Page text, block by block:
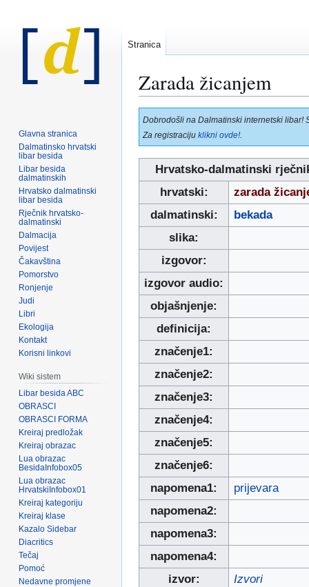
Zarada žicanjem
Prijeđi
na
navigaciju
Prijeđi
na
pretraživanje
Dobrodošli na Dalmatinski internetski libar!
Za registraciju klikni ovde!
Hrvatsko-dalmatinski
hrvatski:
zarada
dalmatinski:
bekada
slika:
izgovor:
izgovor audio:
objašnjenje:
definicija:
značenje1:
značenje2:
značenje3:
značenje4:
značenje5:
značenje6:
napomena1:
prijevara
napomena2:
napomena3:
napomena4:
izvor:
Izvori
Stranica
Glavna stranica
Dalmatinsko hrvatski
libar besida
Libar besida
dalmatinskih
Hrvatsko dalmatinski
libar besida
Rječnik hrvatsko-
dalmatinski
Dalmacija
Povijest
Čakavština
Pomorstvo
Ronjenje
Judi
Libri
Ekologija
Kontakt
Korisni linkovi
Wiki sistem
Libar besida ABC
OBRASCI
OBRASCI FORMA
Kreiraj predložak
Kreiraj obrazac
Lua obrazac
BesidaInfobox05
Lua obrazac
HrvatskiInfobox01
Kreiraj kategoriju
Kreiraj klase
Kazalo Sidebar
Diacritics
Tečaj
Pomoć
Nedavne promjene